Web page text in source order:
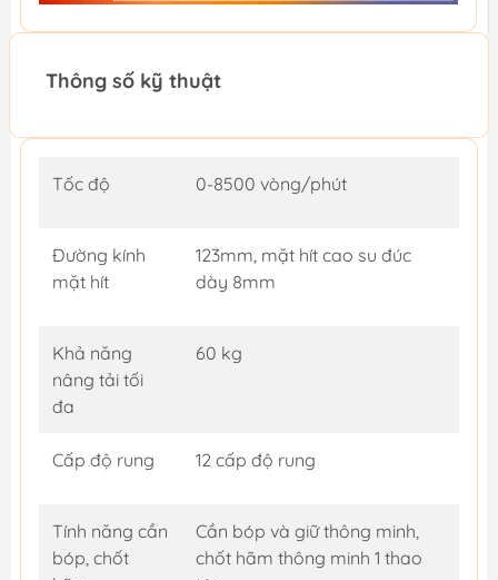
Thông số kỹ thuật
Tốc độ 0-8500 vòng/phút
Đường kính
mặt hít
123mm, mặt hít cao su đúc
dày 8mm
Khả năng
nâng tải tối
đa
60 kg
Cấp độ rung 12 cấp độ rung
Tính năng cần
bóp, chốt
Cần bóp và giữ thông minh,
chốt hãm thông minh 1 thao